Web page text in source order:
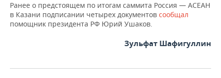
Ранее о предстоящем по итогам саммита Россия — АСЕАН
в Казани подписании четырех документов сообщал
помощник президента РФ Юрий Ушаков.
Зульфат Шафигуллин